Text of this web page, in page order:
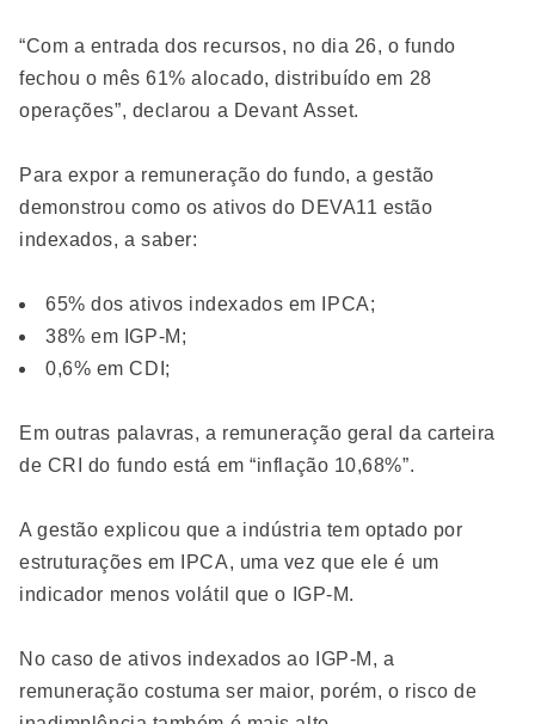
“Com a entrada dos recursos, no dia 26, o fundo
fechou o mês 61% alocado, distribuído em 28
operações”, declarou a Devant Asset.
Para expor a remuneração do fundo, a gestão
demonstrou como os ativos do DEVA11 estão
indexados, a saber:
65% dos ativos indexados em IPCA;
38% em IGP-M;
0,6% em CDI;
Em outras palavras, a remuneração geral da carteira
de CRI do fundo está em “inflação 10,68%”.
A gestão explicou que a indústria tem optado por
estruturações em IPCA, uma vez que ele é um
indicador menos volátil que o IGP-M.
No caso de ativos indexados ao IGP-M, a
remuneração costuma ser maior, porém, o risco de